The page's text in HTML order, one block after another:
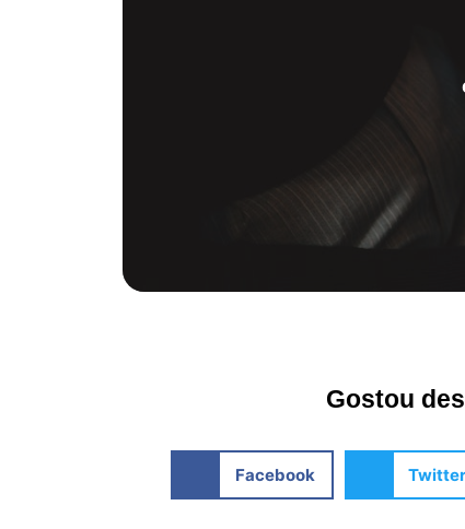
Gostou
Facebook Twitter